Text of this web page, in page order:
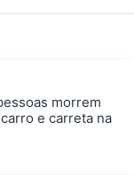
morrem
e carreta na